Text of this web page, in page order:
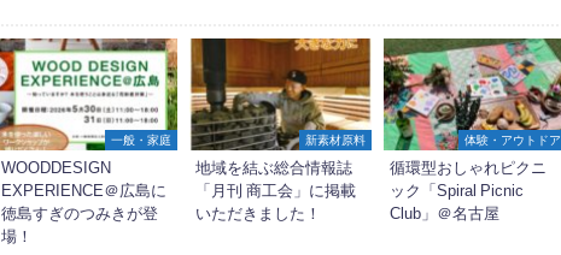
一般・家庭
WOODDESIGN
EXPERIENCE＠広島に
徳島すぎのつみきが登
場！
新素材原料
地域を結ぶ総合情報誌
「月刊 商工会」に掲載
いただきました！
体験・アウトドア
循環型おしゃれピクニ
ック「Spiral Picnic
Club」＠名古屋